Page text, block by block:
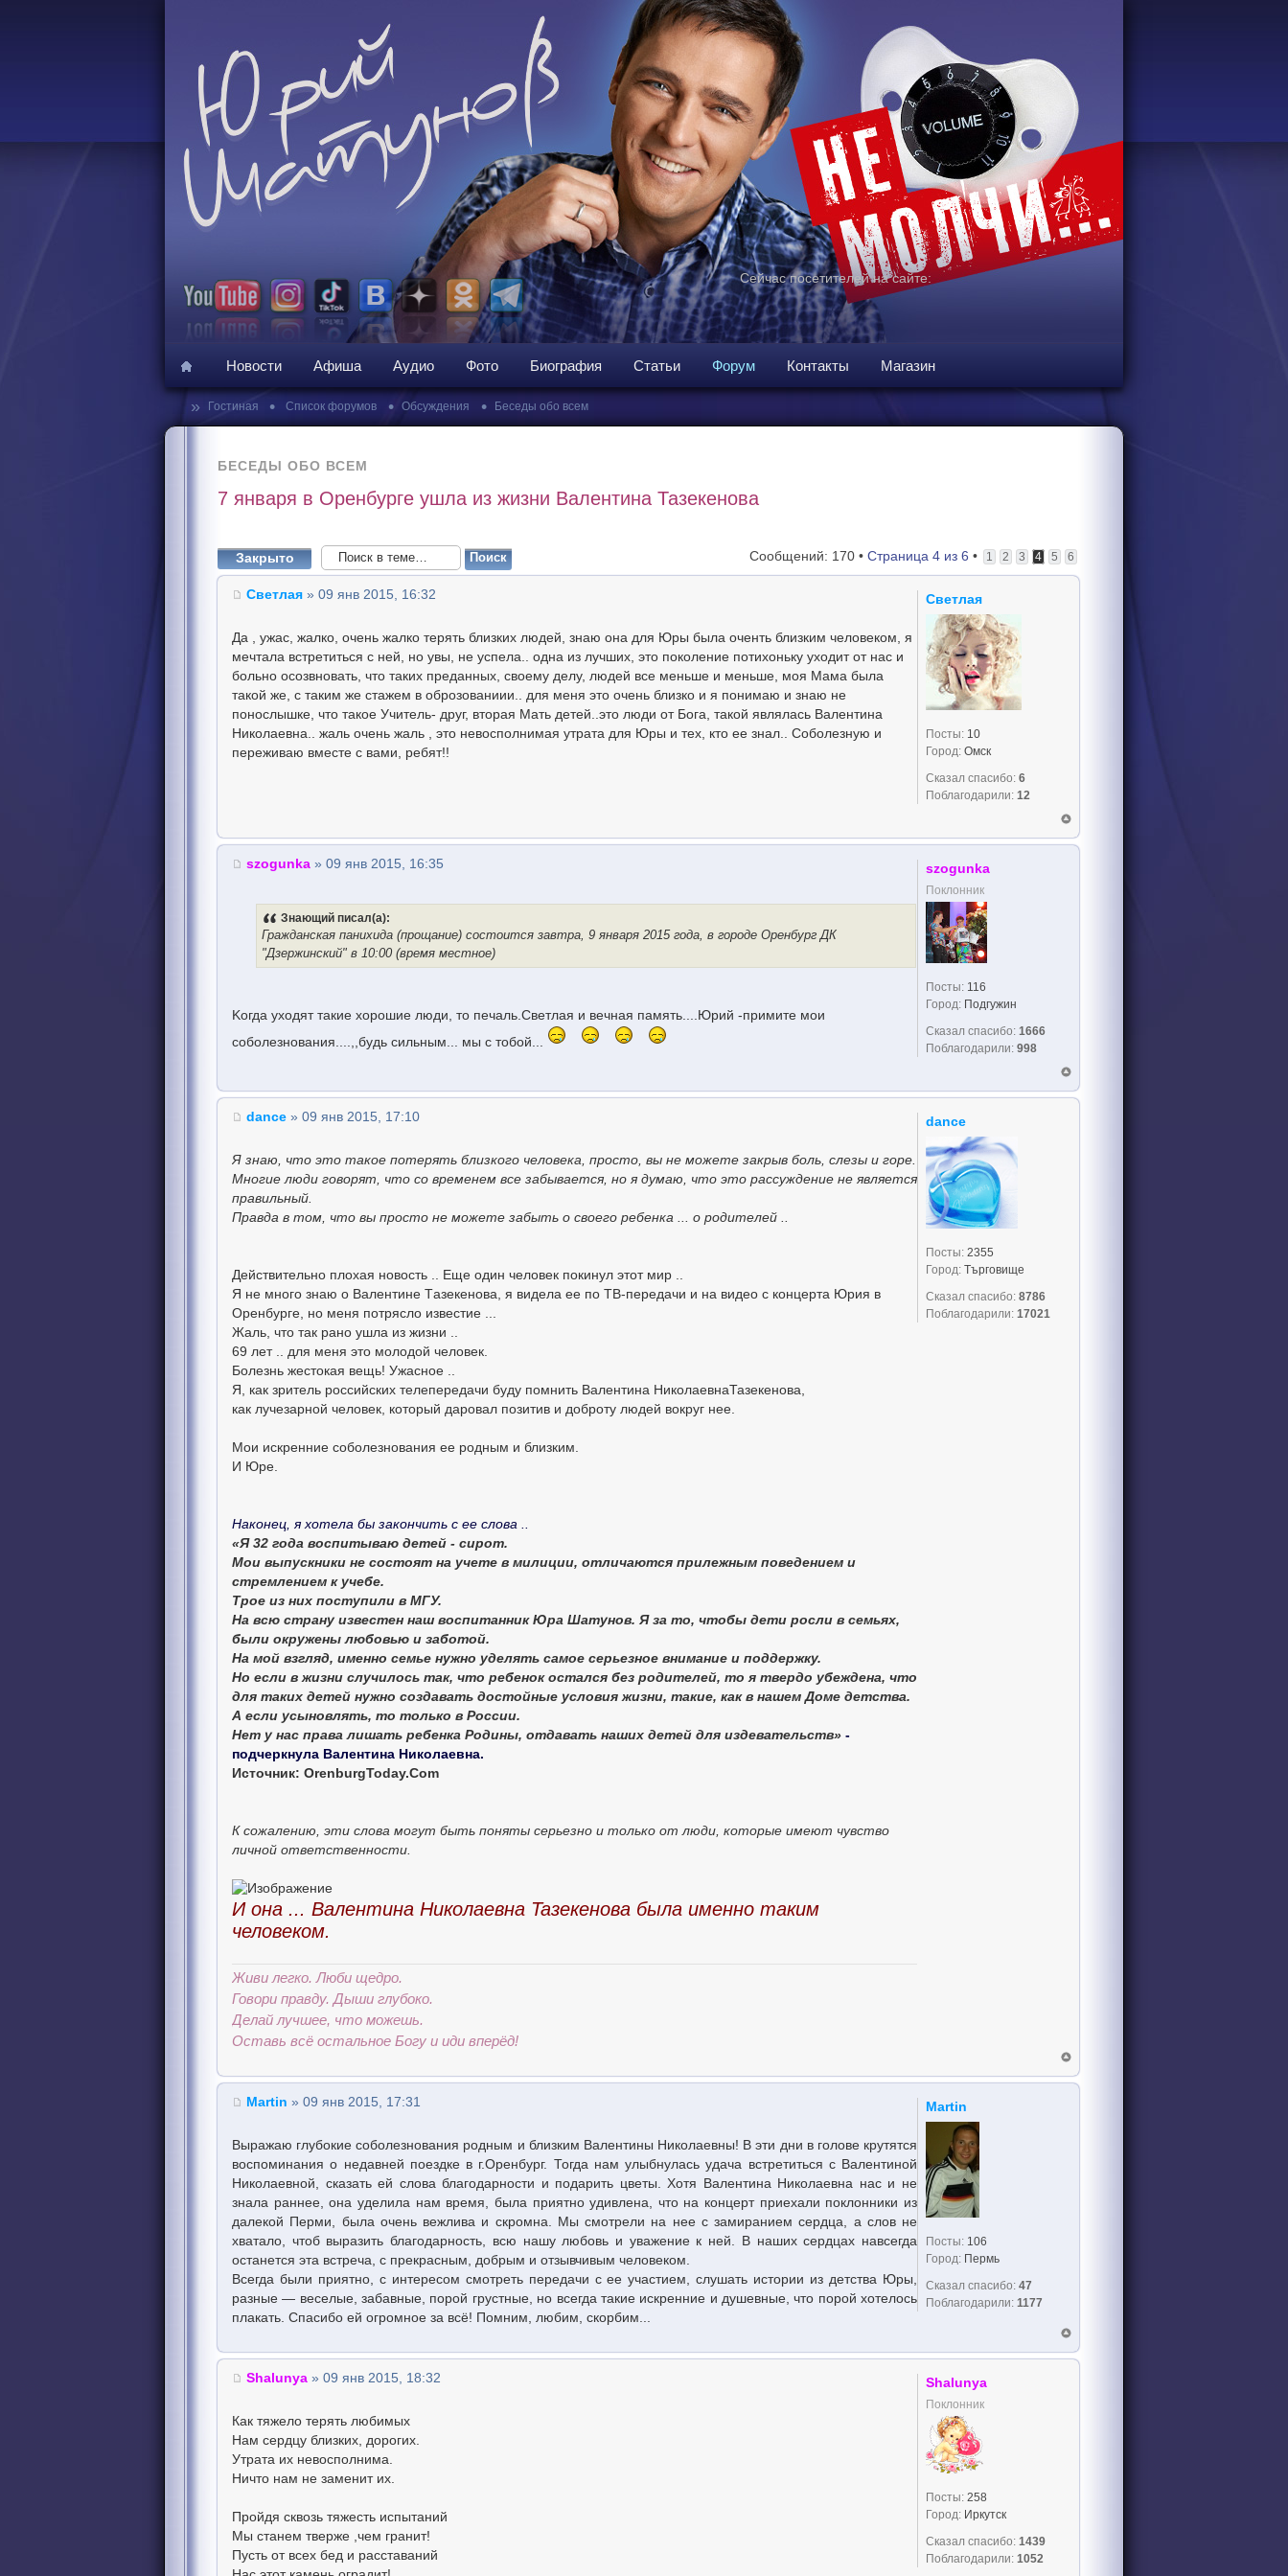
Сейчас посетителей на сайте:
Новости Афиша Аудио Фото Биография Статьи Форум Контакты Магазин
» Гостиная • Список форумов • Обсуждения • Беседы обо всем
БЕСЕДЫ ОБО ВСЕМ
7 января в Оренбурге ушла из жизни Валентина Тазекенова
Закрыто Сообщений: 170 • Страница 4 из 6 • 1 2 3 4 5 6
Светлая » 09 янв 2015, 16:32
Да , ужас, жалко, очень жалко терять близких людей, знаю она для Юры была оченть близким человеком, я
мечтала встретиться с ней, но увы, не успела.. одна из лучших, это поколение потихоньку уходит от нас и
больно осозвновать, что таких преданных, своему делу, людей все меньше и меньше, моя Мама была
такой же, с таким же стажем в оброзованиии.. для меня это очень близко и я понимаю и знаю не
понослышке, что такое Учитель- друг, вторая Мать детей..это люди от Бога, такой являлась Валентина
Николаевна.. жаль очень жаль , это невосполнимая утрата для Юры и тех, кто ее знал.. Соболезную и
переживаю вместе с вами, ребят!!
Светлая
Посты: 10
Город: Омск
Сказал спасибо: 6
Поблагодарили: 12
szogunka » 09 янв 2015, 16:35
Знающий писал(а):
Гражданская панихида (прощание) состоится завтра, 9 января 2015 года, в городе Оренбург ДК
"Дзержинский" в 10:00 (время местное)
Kогда уходят такие хорошие люди, то печаль.Светлая и вечная память....Юрий -примите мои
соболезнования....,,будь сильным... мы с тобой...
szogunka
Поклонник
Посты: 116
Город: Подгужин
Сказал спасибо: 1666
Поблагодарили: 998
dance » 09 янв 2015, 17:10
Я знаю, что это такое потерять близкого человека, просто, вы не можете закрыв боль, слезы и горе.
Многие люди говорят, что со временем все забывается, но я думаю, что это рассуждение не является
правильный.
Правда в том, что вы просто не можете забыть о своего ребенка ... о родителей ..
Действительно плохая новость .. Еще один человек покинул этот мир ..
Я не много знаю о Валентине Tазекенова, я видела ее по ТВ-передачи и на видео с концерта Юрия в
Оренбурге, но меня потрясло известие ...
Жаль, что так рано ушла из жизни ..
69 лет .. для меня это молодой человек.
Болезнь жестокая вещь! Ужасное ..
Я, как зритель российских телепередачи буду помнить Валентина НиколаевнаТазекенова,
как лучезарной человек, который даровал позитив и доброту людей вокруг нее.
Мои искренние соболезнования ее родным и близким.
И Юре.
Наконец, я хотела бы закончить с ее слова ..
«Я 32 года воспитываю детей - сирот.
Мои выпускники не состоят на учете в милиции, отличаются прилежным поведением и
стремлением к учебе.
Трое из них поступили в МГУ.
На всю страну известен наш воспитанник Юра Шатунов. Я за то, чтобы дети росли в семьях,
были окружены любовью и заботой.
На мой взгляд, именно семье нужно уделять самое серьезное внимание и поддержку.
Но если в жизни случилось так, что ребенок остался без родителей, то я твердо убеждена, что
для таких детей нужно создавать достойные условия жизни, такие, как в нашем Доме детства.
А если усыновлять, то только в России.
Нет у нас права лишать ребенка Родины, отдавать наших детей для издевательств» -
подчеркнула Валентина Николаевна.
Источник: OrenburgToday.Com
К сожалению, эти слова могут быть поняты серьезно и только от люди, которые имеют чувство
личной ответственности.
И она ... Валентина Николаевна Taзекенова была именно таким
человеком.
Живи легко. Люби щедро.
Говори правду. Дыши глубоко.
Делай лучшее, что можешь.
Оставь всё остальное Богу и иди вперёд!
dance
Посты: 2355
Город: Търговище
Сказал спасибо: 8786
Поблагодарили: 17021
Martin » 09 янв 2015, 17:31
Выражаю глубокие соболезнования родным и близким Валентины Николаевны! В эти дни в голове крутятся
воспоминания о недавней поездке в г.Оренбург. Тогда нам улыбнулась удача встретиться с Валентиной
Николаевной, сказать ей слова благодарности и подарить цветы. Хотя Валентина Николаевна нас и не
знала раннее, она уделила нам время, была приятно удивлена, что на концерт приехали поклонники из
далекой Перми, была очень вежлива и скромна. Мы смотрели на нее с замиранием сердца, а слов не
хватало, чтоб выразить благодарность, всю нашу любовь и уважение к ней. В наших сердцах навсегда
останется эта встреча, с прекрасным, добрым и отзывчивым человеком.
Всегда были приятно, с интересом смотреть передачи с ее участием, слушать истории из детства Юры,
разные — веселые, забавные, порой грустные, но всегда такие искренние и душевные, что порой хотелось
плакать. Спасибо ей огромное за всё! Помним, любим, скорбим...
Martin
Посты: 106
Город: Пермь
Сказал спасибо: 47
Поблагодарили: 1177
Shalunya » 09 янв 2015, 18:32
Как тяжело терять любимых
Нам сердцу близких, дорогих.
Утрата их невосполнима.
Ничто нам не заменит их.
Пройдя сквозь тяжесть испытаний
Мы станем тверже ,чем гранит!
Пусть от всех бед и расставаний
Shalunya
Поклонник
Посты: 258
Город: Иркутск
Сказал спасибо: 1439
Поблагодарили: 1052